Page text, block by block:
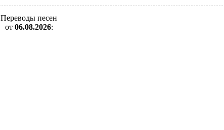
Переводы песен
от 06.08.2026: